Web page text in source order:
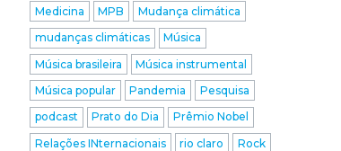
Medicina
MPB
Mudança climática
mudanças climáticas
Música
Música brasileira
Música instrumental
Música popular
Pandemia
Pesquisa
podcast
Prato do Dia
Prêmio Nobel
Relações INternacionais
rio claro
Rock